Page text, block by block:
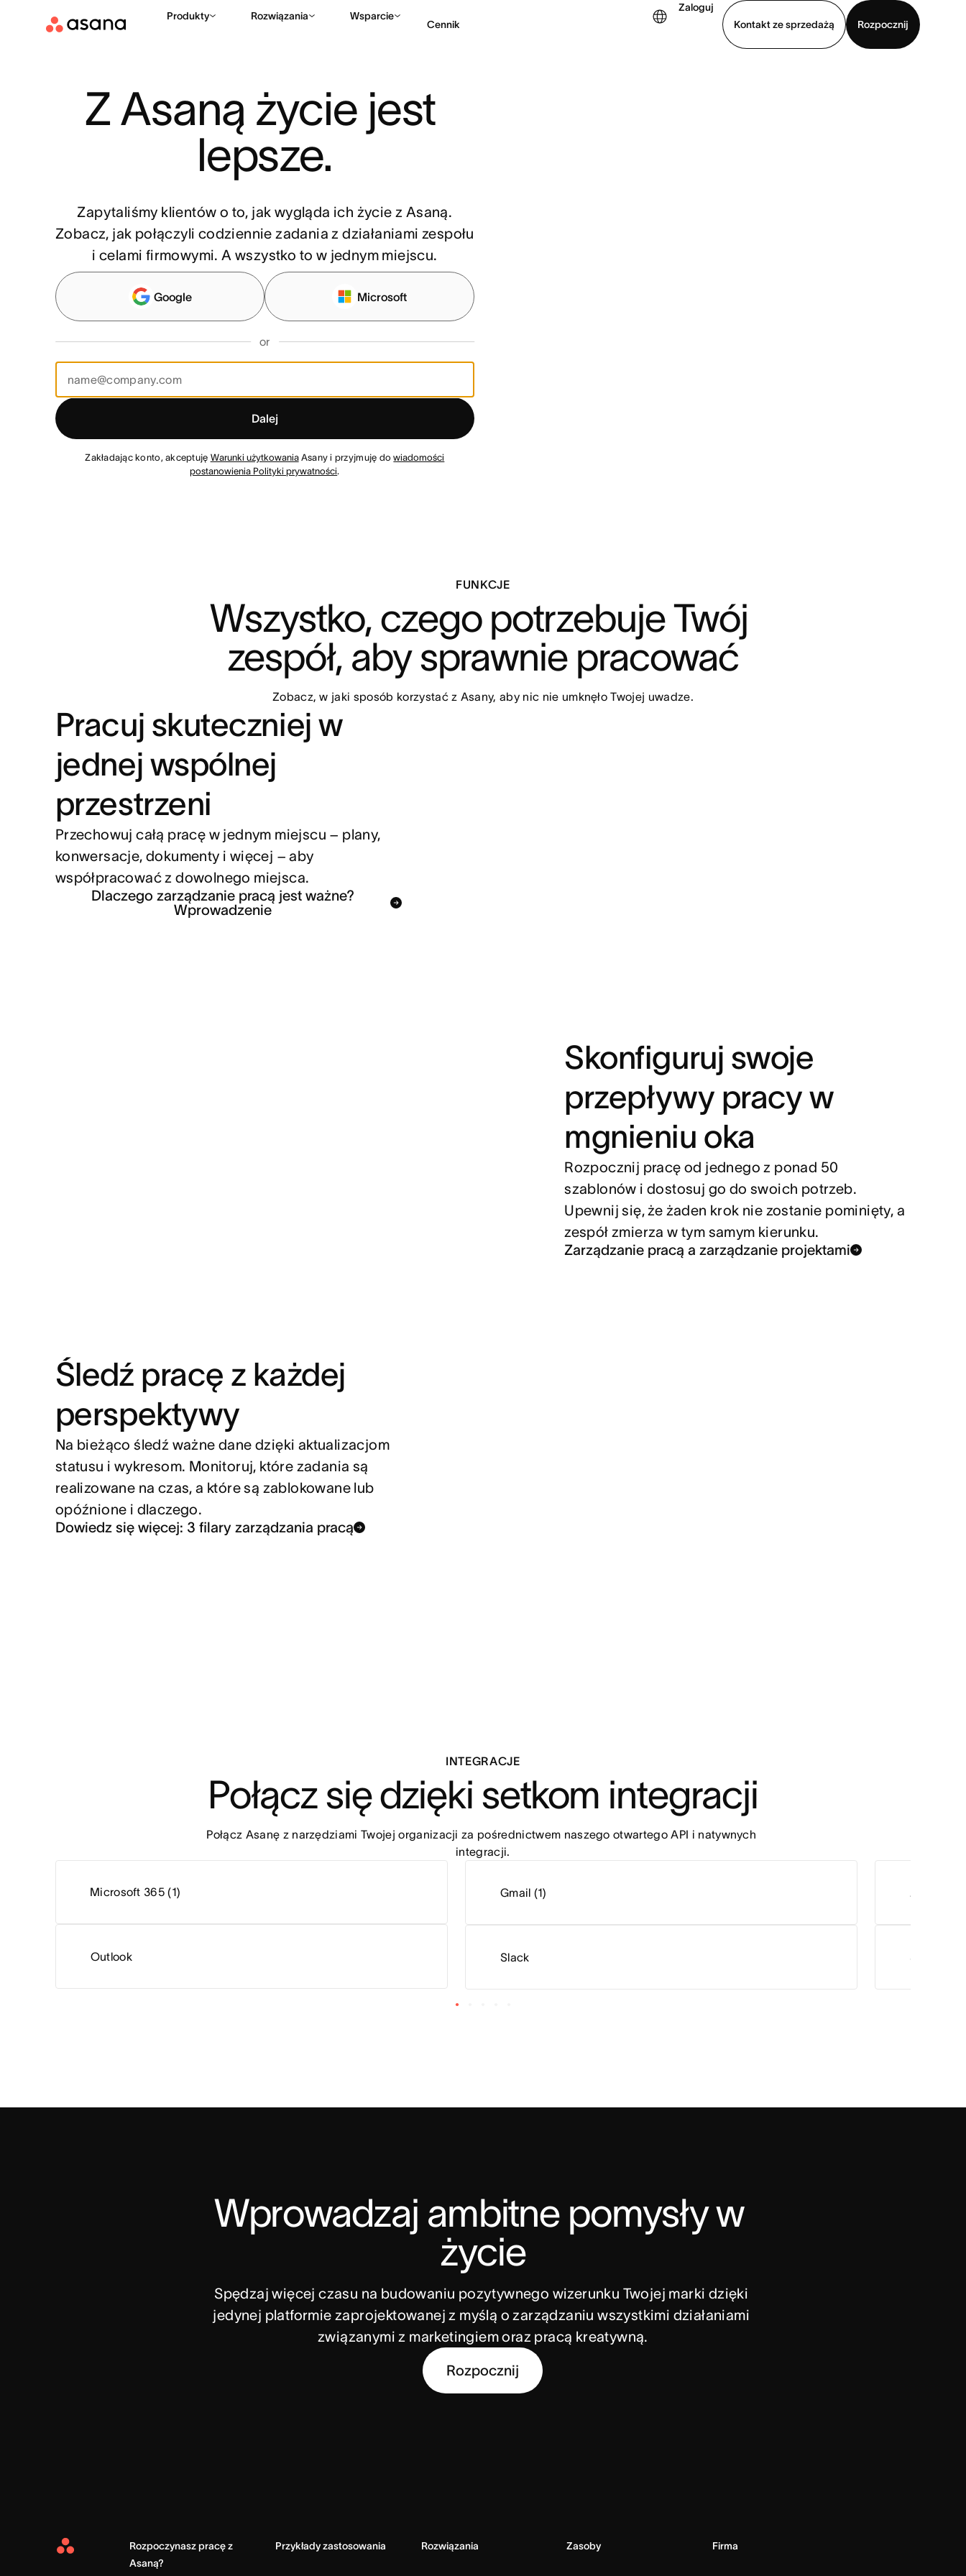
Produkty Rozwiązania Wsparcie
Cennik
Zaloguj
Kontakt ze sprzedażą
Rozpocznij
Z Asaną życie jest
lepsze.
Zapytaliśmy klientów o to, jak wygląda ich życie z Asaną.
Zobacz, jak połączyli codziennie zadania z działaniami zespołu
i celami firmowymi. A wszystko to w jednym miejscu.
Google Microsoft
or
Dalej
Zakładając konto, akceptuję Warunki użytkowaniaAsany i przyjmuję dowiadomości
postanowienia Polityki prywatności.
FUNKCJE
Wszystko, czego potrzebuje Twój
zespół, aby sprawnie pracować
Zobacz, w jaki sposób korzystać z Asany, aby nic nie umknęło Twojej uwadze.
Pracuj skuteczniej w
jednej wspólnej
przestrzeni
Przechowuj całą pracę w jednym miejscu – plany,
konwersacje, dokumenty i więcej – aby
współpracować z dowolnego miejsca.
Dlaczego zarządzanie pracą jest ważne?
Wprowadzenie
Skonfiguruj swoje
przepływy pracy w
mgnieniu oka
Rozpocznij pracę od jednego z ponad 50
szablonów i dostosuj go do swoich potrzeb.
Upewnij się, że żaden krok nie zostanie pominięty, a
zespół zmierza w tym samym kierunku.
Zarządzanie pracą a zarządzanie projektami
Śledź pracę z każdej
perspektywy
Na bieżąco śledź ważne dane dzięki aktualizacjom
statusu i wykresom. Monitoruj, które zadania są
realizowane na czas, a które są zablokowane lub
opóźnione i dlaczego.
Dowiedz się więcej: 3 filary zarządzania pracą
INTEGRACJE
Połącz się dzięki setkom integracji
Połącz Asanę z narzędziami Twojej organizacji za pośrednictwem naszego otwartego API i natywnych
integracji.
Microsoft 365 (1)
Outlook
Gmail (1)
Slack
Wprowadzaj ambitne pomysły w
życie
Spędzaj więcej czasu na budowaniu pozytywnego wizerunku Twojej marki dzięki
jedynej platformie zaprojektowanej z myślą o zarządzaniu wszystkimi działaniami
związanymi z marketingiem oraz pracą kreatywną.
Rozpocznij
Asana
Rozpoczynasz pracę z
Asaną?
Przykłady zastosowania Rozwiązania Zasoby Firma